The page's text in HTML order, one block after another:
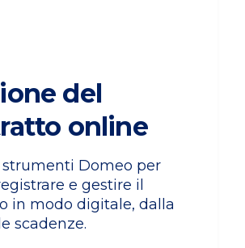
del
online
Domeo per
e gestire il
in modo digitale, dalla
scadenze.